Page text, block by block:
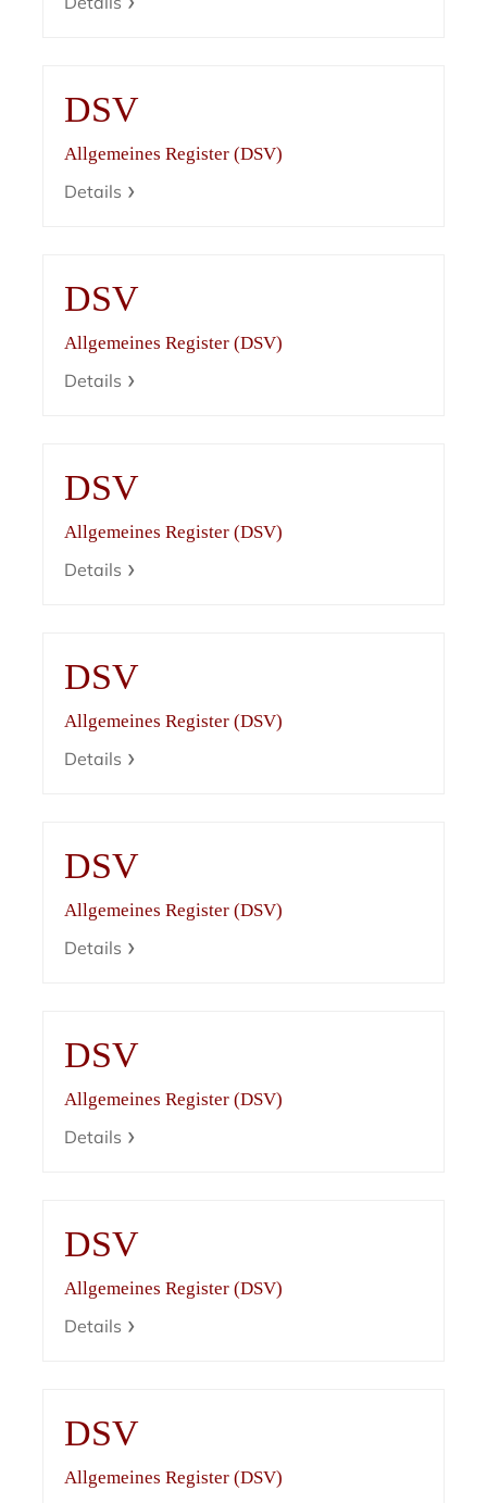
DSV
Allgemeines Register (DSV)
Details
DSV
Allgemeines Register (DSV)
Details
DSV
Allgemeines Register (DSV)
Details
DSV
Allgemeines Register (DSV)
Details
DSV
Allgemeines Register (DSV)
Details
DSV
Allgemeines Register (DSV)
Details
DSV
Allgemeines Register (DSV)
Details
DSV
Allgemeines Register (DSV)